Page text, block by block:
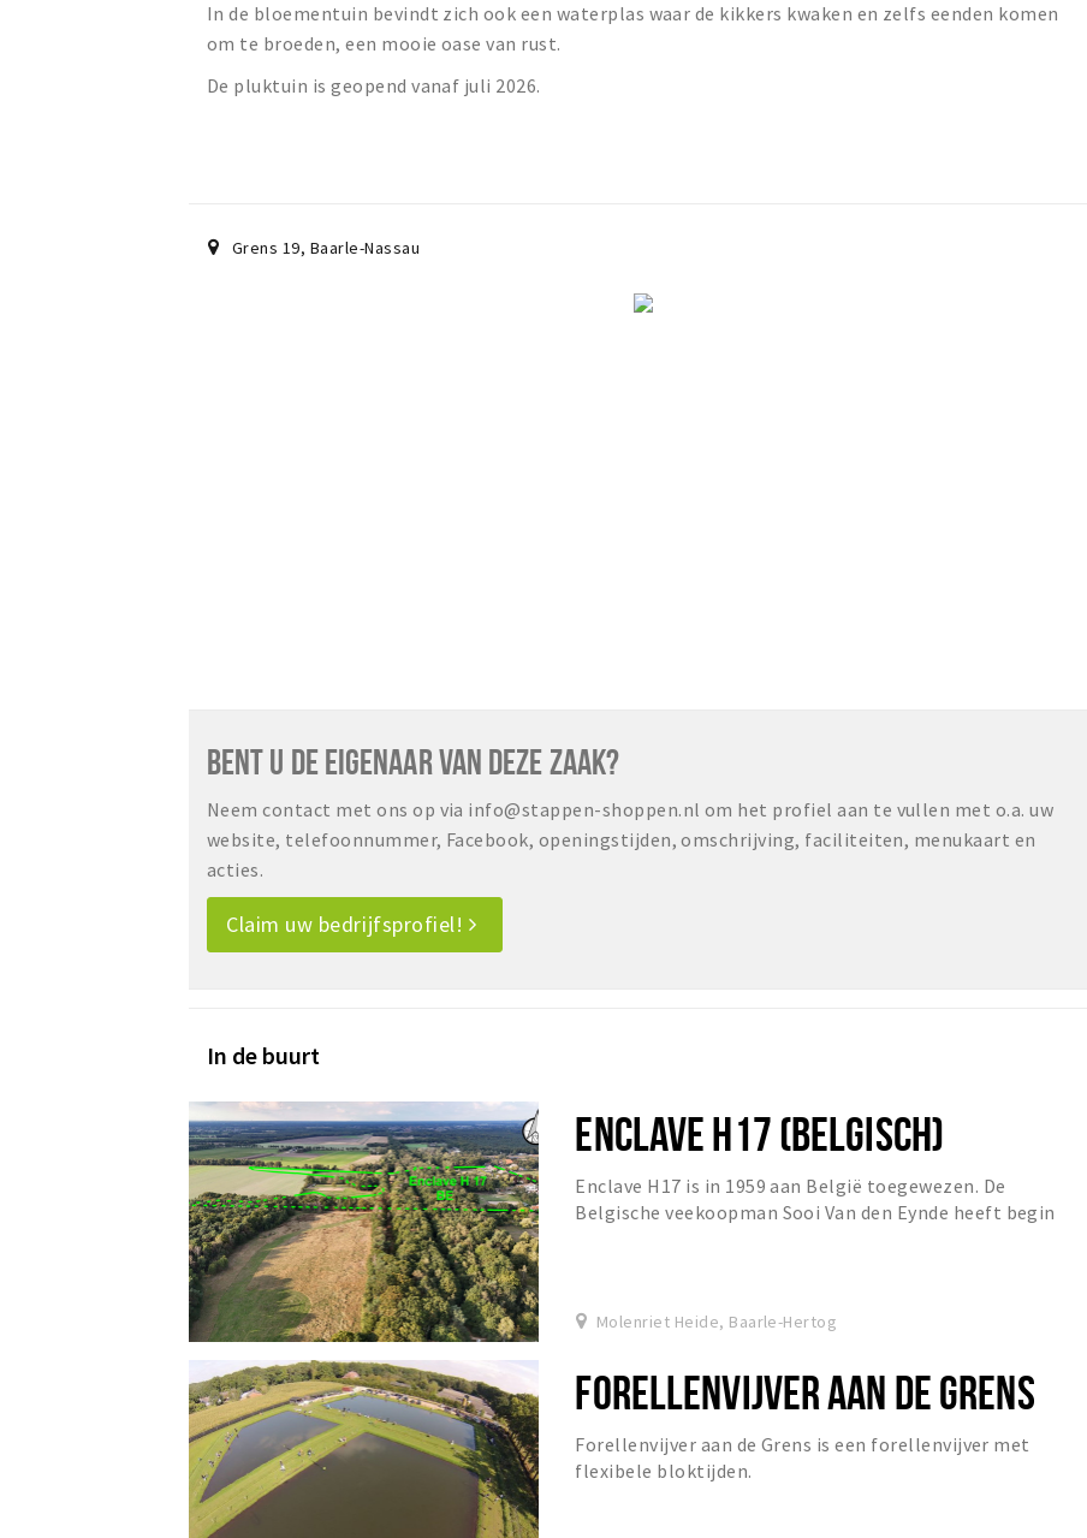
In de bloementuin bevindt zich ook een waterplas waar de kikkers kwaken en zelfs eenden komen
om te broeden, een mooie oase van rust.
De pluktuin is geopend vanaf juli 2026.
Grens 19, Baarle-Nassau
BENT U DE EIGENAAR VAN DEZE ZAAK?
Neem contact met ons op via info@stappen-shoppen.nl om het profiel aan te vullen met o.a. uw
website, telefoonnummer, Facebook, openingstijden, omschrijving, faciliteiten, menukaart en
acties.
Claim uw bedrijfsprofiel!
In de buurt
ENCLAVE H17 (BELGISCH)
Enclave H17 is in 1959 aan België toegewezen. De
Belgische veekoopman Sooi Van den Eynde heeft begin
Molenriet Heide, Baarle-Hertog
FORELLENVIJVER AAN DE GRENS
Forellenvijver aan de Grens is een forellenvijver met
flexibele bloktijden.